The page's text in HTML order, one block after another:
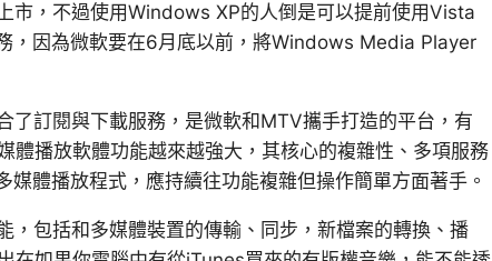
市，不過使用Windows XP的人倒是可以提前使用Vista
，因為微軟要在6月底以前，將Windows Media Player
訂閱與下載服務，是微軟和MTV攜手打造的平台，有
體播放軟體功能越來越強大，其核心的複雜性、多項服務
體播放程式，應持續往功能複雜但操作簡單方面著手。
包括和多媒體裝置的傳輸、同步，新檔案的轉換、播